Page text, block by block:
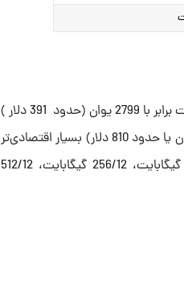
درنهایت، شیائومی قیمت پایه ردمی K Pad را برای مدل 8/256 گیگابایت برابر با 2799 یوان (حدود 391 دلار )
اعلام کرده که نسبت به قیمت آیپد مینی ۷ با همین ظرفیت (5799 یوان یا حدود 810 دلار) بسیار اقتصادی‌تر
است. همچنین ردمی K Pad در پنج نسخه عرضه می‌شود: 8/256 گیگابایت، 256/12 گیگابایت، 512/12